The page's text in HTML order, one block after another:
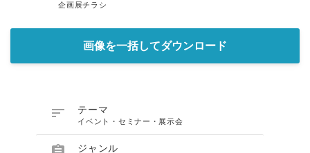
企画展チラシ
画像を一括してダウンロード
 テーマ
イベント・セミナー・展示会
ジャンル